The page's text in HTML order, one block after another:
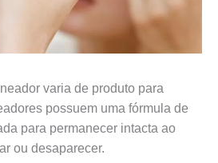
varia de produto para
possuem uma fórmula de
para permanecer intacta ao
ou desaparecer.